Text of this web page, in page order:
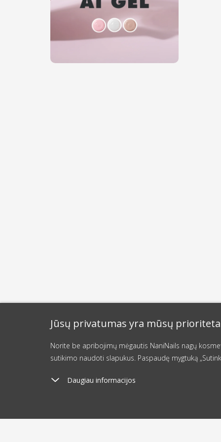
Jūsų privatumas yra mūsų
Norite be apribojimų mėgautis NaniNails nagų
sutikimo naudoti slapukus. Paspaudę mygtuką
Daugiau informacijos